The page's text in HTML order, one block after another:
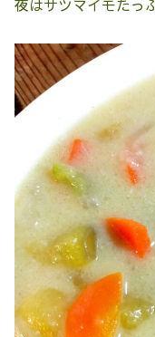
夜はサツマイモたっ